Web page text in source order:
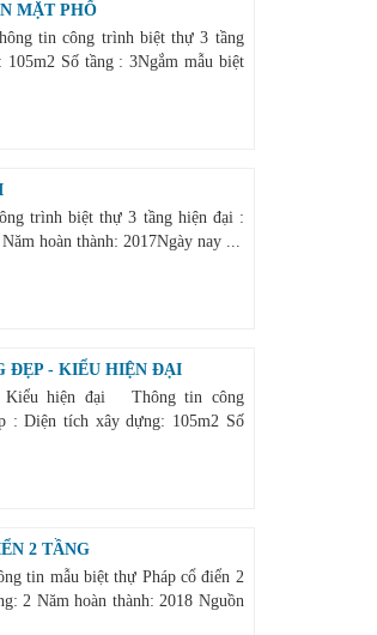
MẶT PHỐ
tin công trình biệt thự 3 tầng
Số tầng : 3 ​ Ngắm mẫu biệt
trình biệt thự 3 tầng hiện đại :
hoàn thành: 2017 ​Ngày nay ...
ĐẸP - KIỂU HIỆN ĐẠI
Kiểu hiện đại Thông tin công
: Diện tích xây dựng: 105m2 Số
2 TẦNG
tin mẫu biệt thự Pháp cổ điển 2
2 Năm hoàn thành: 2018 Nguồn